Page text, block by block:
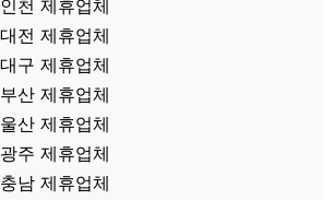
인천 제휴업체
대전 제휴업체
대구 제휴업체
부산 제휴업체
울산 제휴업체
광주 제휴업체
충남 제휴업체